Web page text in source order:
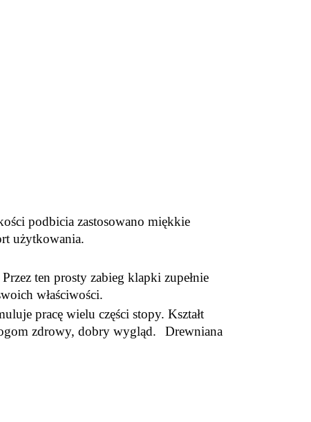
podbicia zastosowano miękkie
użytkowania.
ten prosty zabieg klapki zupełnie
właściwości.
pracę wielu części stopy. Kształt
zdrowy, dobry wygląd.
Drewniana